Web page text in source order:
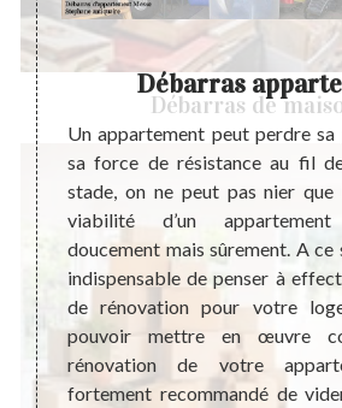
Débarras de
très
qui
il
de
une
est
Débarras
Un appartement peut perdre
sa force de résistance au fil
stade, on ne peut pas nier
viabilité d’un
doucement mais sûrement. A ce
indispensable de penser à
de rénovation pour votre
pouvoir mettre en œuvre
rénovation de votre
fortement recommandé de